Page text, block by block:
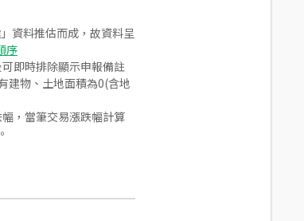
資料推估而成，故資料呈
序
即時排除顯示申報備註
建物、土地面積為0(含地
，當筆交易漲跌幅計算